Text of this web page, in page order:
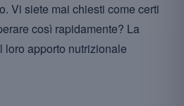
Vi siete mai chiesti come certi
così rapidamente? La
loro apporto nutrizionale